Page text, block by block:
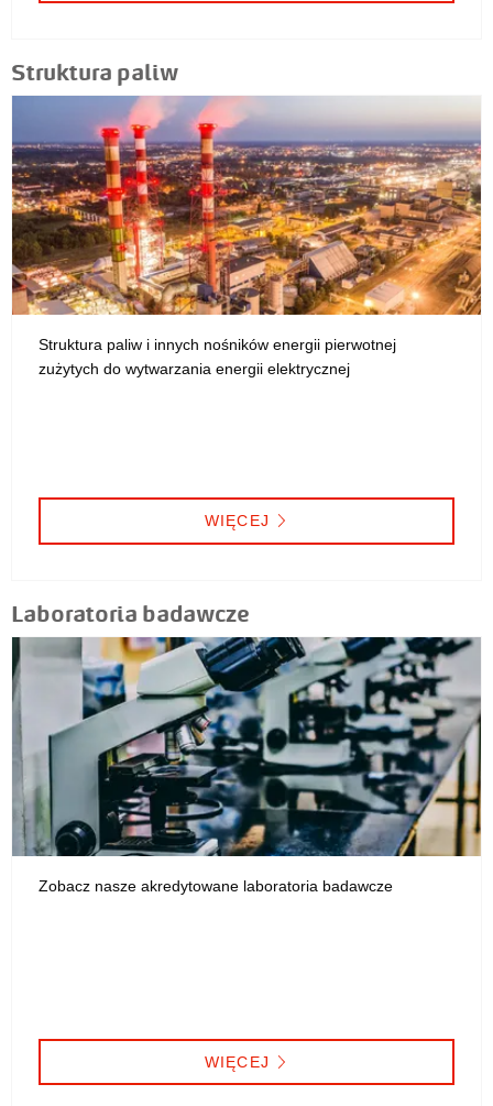
Struktura paliw
Struktura paliw i innych nośników energii pierwotnej
zużytych do wytwarzania energii elektrycznej
WIĘCEJ
Laboratoria badawcze
Zobacz nasze akredytowane laboratoria badawcze
WIĘCEJ